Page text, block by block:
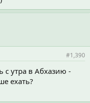
#1,390
с утра в Абхазию -
ехать?